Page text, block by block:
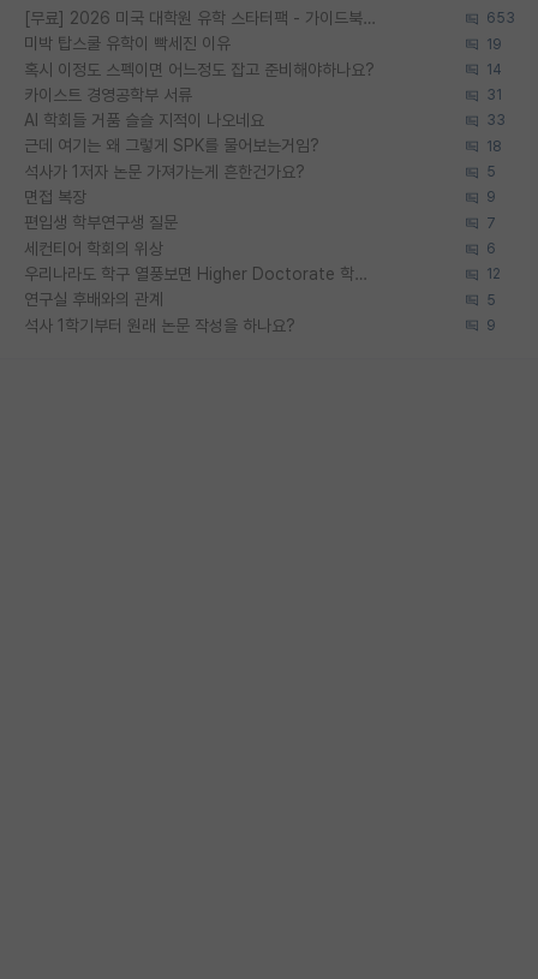
[무료] 2026 미국 대학원 유학 스타터팩 - 가이드북 & 합격자 컨택메일 템플릿 653
미박 탑스쿨 유학이 빡세진 이유 19
혹시 이정도 스펙이면 어느정도 잡고 준비해야하나요? 14
카이스트 경영공학부 서류 31
AI 학회들 거품 슬슬 지적이 나오네요 33
근데 여기는 왜 그렇게 SPK를 물어보는거임? 18
석사가 1저자 논문 가져가는게 흔한건가요? 5
면접 복장 9
편입생 학부연구생 질문 7
세컨티어 학회의 위상 6
우리나라도 학구 열풍보면 Higher Doctorate 학위가 필요하다고 봅니다. 12
연구실 후배와의 관계 5
석사 1학기부터 원래 논문 작성을 하나요? 9